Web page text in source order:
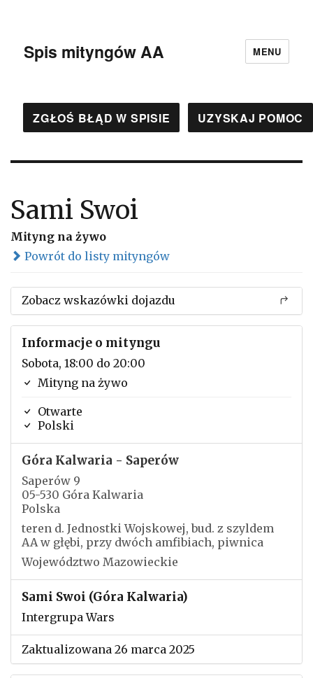
Spis mityngów AA MENU
ZGŁOŚ BŁĄD W SPISIE UZYSKAJ POMOC
Sami Swoi
Mityng na żywo
Powrót do listy mityngów
Zobacz wskazówki dojazdu
Informacje o mityngu
Sobota, 18:00 do 20:00
Mityng na żywo
Otwarte
Polski
Góra Kalwaria - Saperów
Saperów 9
05-530 Góra Kalwaria
Polska
teren d. Jednostki Wojskowej, bud. z szyldem
AA w głębi, przy dwóch amfibiach, piwnica
Województwo Mazowieckie
Sami Swoi (Góra Kalwaria)
Intergrupa Wars
Zaktualizowana 26 marca 2025